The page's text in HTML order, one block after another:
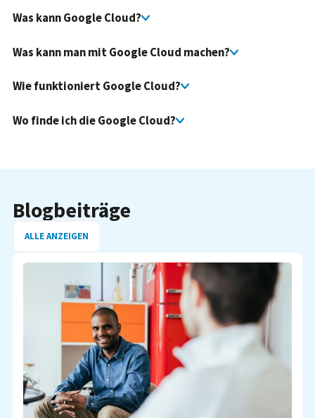
Was kann Google Cloud?
Was kann man mit Google Cloud machen?
Wie funktioniert Google Cloud?
Wo finde ich die Google Cloud?
Blogbeiträge
ALLE ANZEIGEN